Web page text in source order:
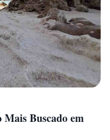
Mais Buscado em